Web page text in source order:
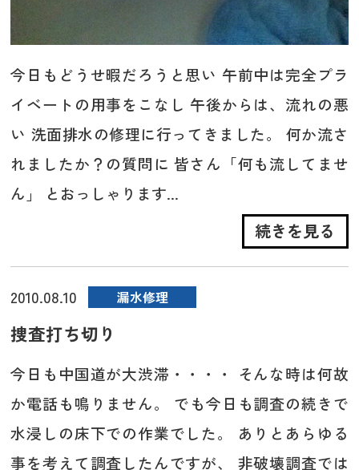
今日もどうせ暇だろうと思い 午前中は完全プラ
イベートの用事をこなし 午後からは、流れの悪
い 洗面排水の修理に行ってきました。 何か流さ
れましたか？の質問に 皆さん「何も流してませ
ん」 とおっしゃります...
続きを見る
2010.08.10 漏水修理
捜査打ち切り
今日も中国道が大渋滞・・・・ そんな時は何故
か電話も鳴りません。 でも今日も調査の続きで
水浸しの床下での作業でした。 ありとあらゆる
事を考えて調査したんですが、 非破壊調査では